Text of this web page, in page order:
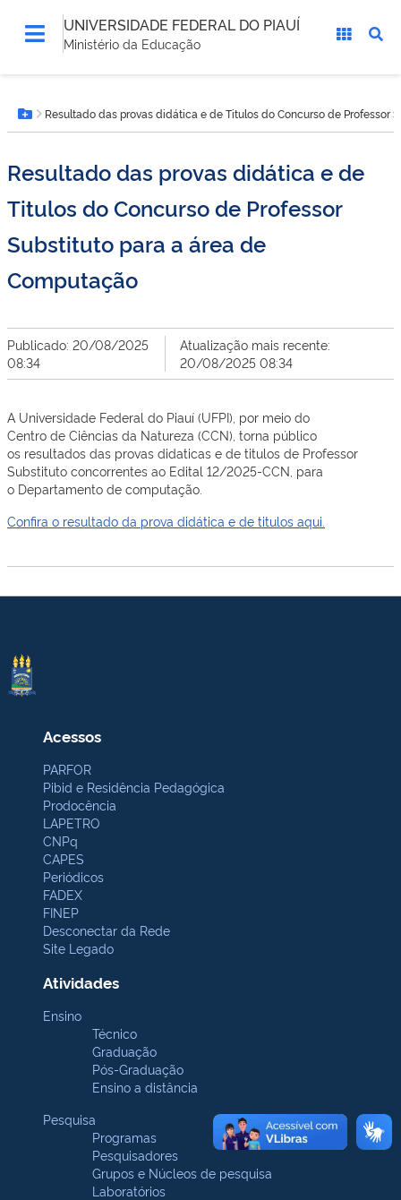
UNIVERSIDADE FEDERAL DO PIAUÍ
Ministério da Educação
está
aqui:Botão Menu
Resultado das provas didática e de Titulos do Concurso de Professor
Resultado das provas didática e de
Titulos do Concurso de Professor
Substituto para a área de
Computação
Publicado: 20/08/2025
08:34
Atualização mais recente:
20/08/2025 08:34
A Universidade Federal do Piauí (UFPI), por meio do
Centro de Ciências da Natureza (CCN), torna público
os resultados das provas didaticas e de titulos de Professor
Substituto concorrentes ao Edital 12/2025-CCN, para
o Departamento de computação.
Confira o resultado da prova didática e de titulos aqui.
Acessos
PARFOR
Pibid e Residência Pedagógica
Prodocência
LAPETRO
CNPq
CAPES
Periódicos
FADEX
FINEP
Desconectar da Rede
Site Legado
Atividades
Ensino
Técnico
Graduação
Pós-Graduação
Ensino a distância
Pesquisa
Programas
Pesquisadores
Grupos e Núcleos de pesquisa
Laboratórios